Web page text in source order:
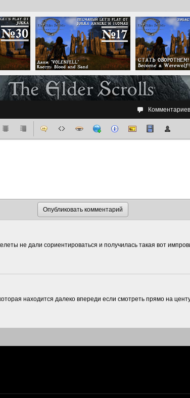
не дали сориентироваться и получилась такая вот
находится далеко впереди если смотреть прямо на